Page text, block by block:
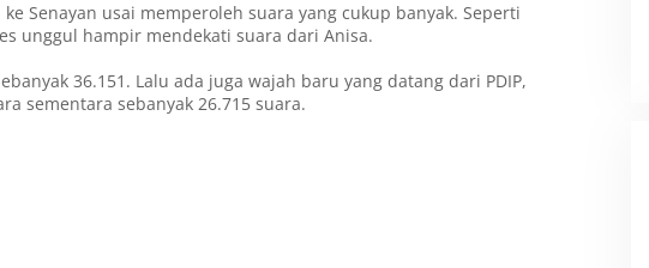
Senayan usai memperoleh suara yang cukup banyak. Seperti
unggul hampir mendekati suara dari Anisa.
36.151. Lalu ada juga wajah baru yang datang dari PDIP,
sementara sebanyak 26.715 suara.